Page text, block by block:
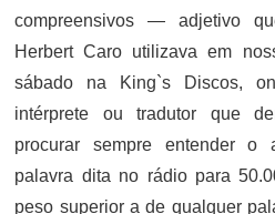
compreensivos — adjetivo
Herbert Caro utilizava em
sábado na King`s Discos,
intérprete ou tradutor que
procurar sempre entender o
palavra dita no rádio para
peso superior a de qualquer